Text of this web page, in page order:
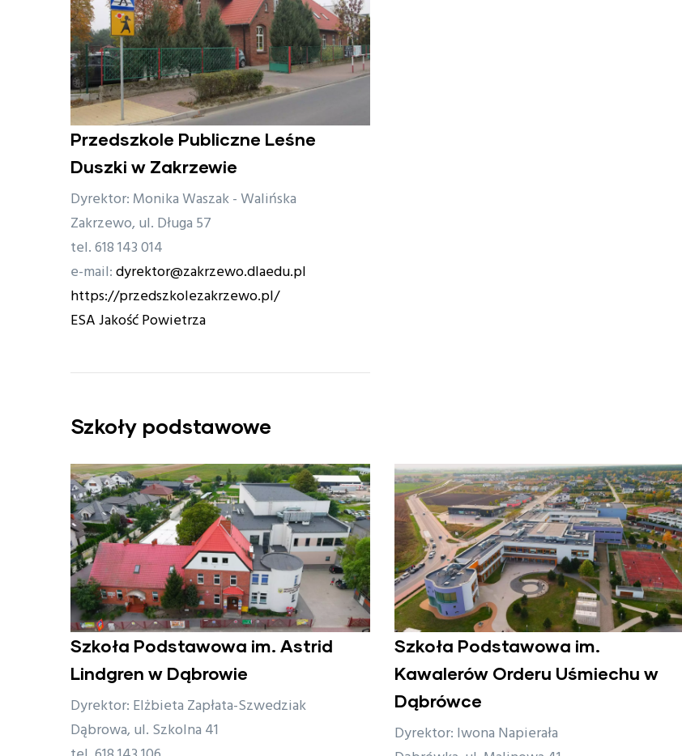
Przedszkole Publiczne Leśne
Duszki w Zakrzewie
Dyrektor: Monika Waszak - Walińska
Zakrzewo, ul. Długa 57
tel. 618 143 014
e-mail:dyrektor@zakrzewo.dlaedu.pl
https://przedszkolezakrzewo.pl/
ESA Jakość Powietrza
Szkoły podstawowe
Szkoła Podstawowa im. Astrid
Lindgren w Dąbrowie
Dyrektor: Elżbieta Zapłata-Szwedziak
Dąbrowa, ul. Szkolna 41
Szkoła Podstawowa im.
Kawalerów Orderu Uśmiechu w
Dąbrówce
Dyrektor: Iwona Napierała